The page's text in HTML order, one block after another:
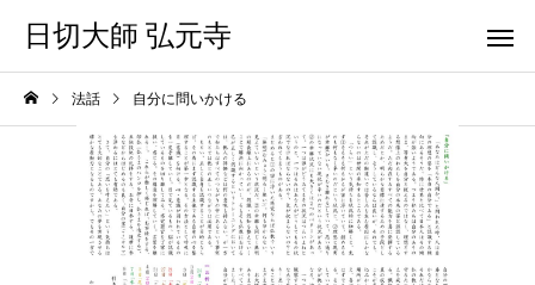
日切大師 弘元寺
法話 自分に問いかける